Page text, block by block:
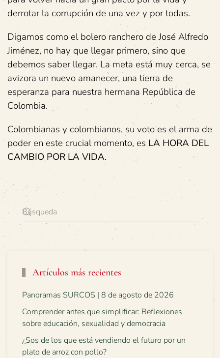
derrotar la corrupción de una vez y por todas.
Digamos como el bolero ranchero de José Alfredo
Jiménez, no hay que llegar primero, sino que
debemos saber llegar. La meta está muy cerca, se
avizora un nuevo amanecer, una tierra de
esperanza para nuestra hermana República de
Colombia.
Colombianas y colombianos, su voto es el arma de
poder en este crucial momento, esLA HORA DEL
CAMBIO POR LA VIDA.
Artículos más recientes
Panoramas SURCOS | 8 de agosto de 2026
Comprender antes que simplificar: Reflexiones
sobre educación, sexualidad y democracia
¿Sos de los que está vendiendo el futuro por un
plato de arroz con pollo?